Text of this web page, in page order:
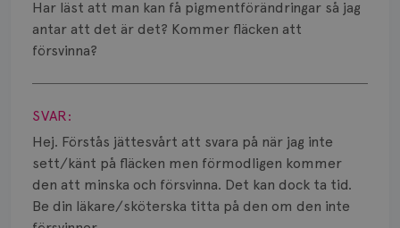
Har läst att man kan få pigmentförändringar så jag
antar att det är det? Kommer fläcken att
försvinna?
Visa svar
SVAR:
Hej. Förstås jättesvårt att svara på när jag inte
sett/känt på fläcken men förmodligen kommer
den att minska och försvinna. Det kan dock ta tid.
Be din läkare/sköterska titta på den om den inte
Typ av bröstcancer
Smärta
Prognos
Risker
Spridd bröstcancer
Strålning